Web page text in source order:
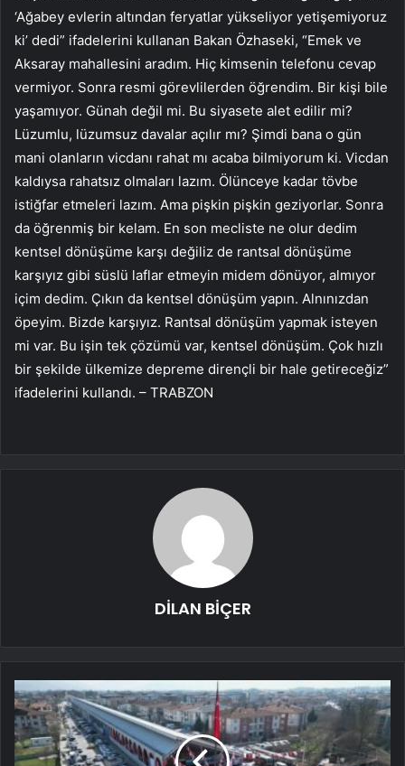
‘Ağabey evlerin altından feryatlar yükseliyor yetişemiyoruz
ki’ dedi” ifadelerini kullanan Bakan Özhaseki, “Emek ve
Aksaray mahallesini aradım. Hiç kimsenin telefonu cevap
vermiyor. Sonra resmi görevlilerden öğrendim. Bir kişi bile
yaşamıyor. Günah değil mi. Bu siyasete alet edilir mi?
Lüzumlu, lüzumsuz davalar açılır mı? Şimdi bana o gün
mani olanların vicdanı rahat mı acaba bilmiyorum ki. Vicdan
kaldıysa rahatsız olmaları lazım. Ölünceye kadar tövbe
istiğfar etmeleri lazım. Ama pişkin pişkin geziyorlar. Sonra
da öğrenmiş bir kelam. En son mecliste ne olur dedim
kentsel dönüşüme karşı değiliz de rantsal dönüşüme
karşıyız gibi süslü laflar etmeyin midem dönüyor, almıyor
içim dedim. Çıkın da kentsel dönüşüm yapın. Alnınızdan
öpeyim. Bizde karşıyız. Rantsal dönüşüm yapmak isteyen
mi var. Bu işin tek çözümü var, kentsel dönüşüm. Çok hızlı
bir şekilde ülkemize depreme dirençli bir hale getireceğiz”
ifadelerini kullandı. – TRABZON
DİLAN BİÇER